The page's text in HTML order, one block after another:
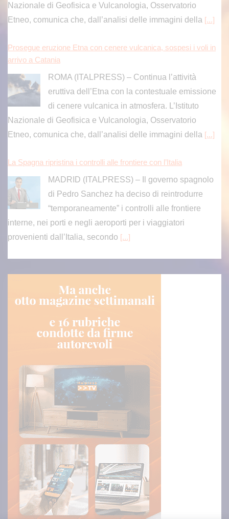
Nazionale di Geofisica e Vulcanologia, Osservatorio
Etneo, comunica che, dall’analisi delle immagini della [...]
Prosegue eruzione Etna con cenere vulcanica, sospesi i voli in
arrivo a Catania
ROMA (ITALPRESS) – Continua l’attività
eruttiva dell’Etna con la contestuale emissione
di cenere vulcanica in atmosfera. L’Istituto
Nazionale di Geofisica e Vulcanologia, Osservatorio
Etneo, comunica che, dall’analisi delle immagini della [...]
La Spagna ripristina i controlli alle frontiere con l’Italia
MADRID (ITALPRESS) – Il governo spagnolo
di Pedro Sanchez ha deciso di reintrodurre
“temporaneamente” i controlli alle frontiere
interne, nei porti e negli aeroporti per i viaggiatori
provenienti dall’Italia, secondo [...]